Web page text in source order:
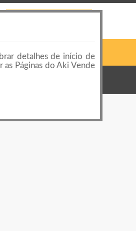
Login ou Cadastro
detalhes de início de
as Páginas do Aki Vende